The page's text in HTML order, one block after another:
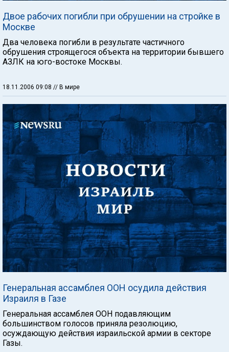
Двое рабочих погибли при обрушении на стройке в
Москве
Два человека погибли в результате частичного
обрушения строящегося объекта на территории бывшего
АЗЛК на юго-востоке Москвы.
18.11.2006 09:08 // В мире
Генеральная ассамблея ООН осудила действия
Израиля в Газе
Генеральная ассамблея ООН подавляющим
большинством голосов приняла резолюцию,
осуждающую действия израильской армии в секторе
Газы.